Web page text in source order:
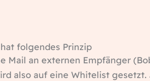
folgendes Prinzip
Mail an externen Empfänger
also auf eine Whitelist